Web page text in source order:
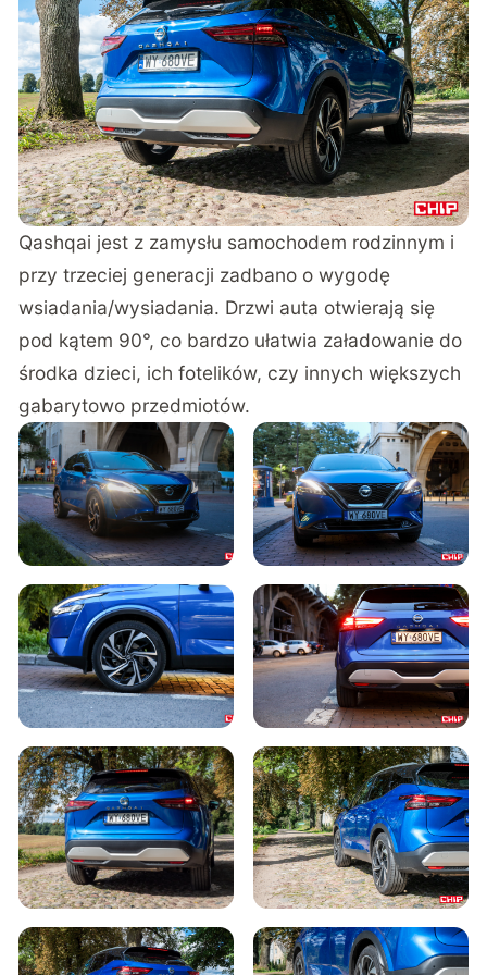
Qashqai jest z zamysłu samochodem rodzinnym i
przy trzeciej generacji zadbano o wygodę
wsiadania/wysiadania. Drzwi auta otwierają się
pod kątem 90°, co bardzo ułatwia załadowanie do
środka dzieci, ich fotelików, czy innych większych
gabarytowo przedmiotów.